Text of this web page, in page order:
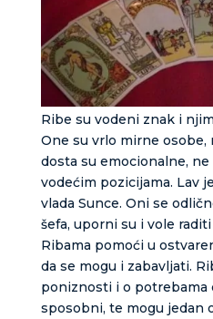
Ribe su vodeni znak i
One su vrlo mirne osobe,
dosta su emocionalne, ne
vodećim pozicijama. Lav
vlada Sunce. Oni se
šefa, uporni su i vole
Ribama pomoći u
da se mogu i zabavljati.
poniznosti i o potrebama
sposobni, te mogu jedan
LUCIJA /